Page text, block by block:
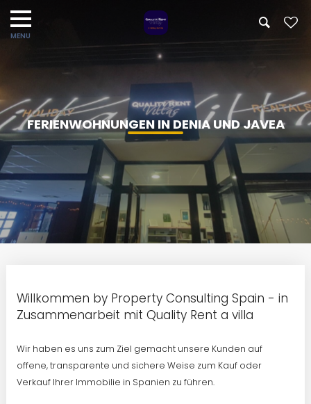
FERIENWOHNUNGEN IN DENIA UND JAVEA
Willkommen by Property Consulting Spain - in
Zusammenarbeit mit Quality Rent a villa
Wir haben es uns zum Ziel gemacht unsere Kunden auf
offene, transparente und sichere Weise zum Kauf oder
Verkauf Ihrer Immobilie in Spanien zu führen.